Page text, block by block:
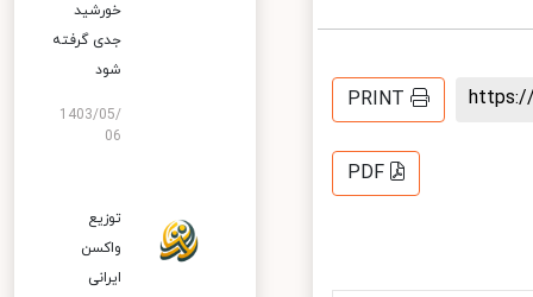
PRINT
PDF
خورشید
جدی گرفته
شود
1403/05/
06
توزیع
واکسن
ایرانی